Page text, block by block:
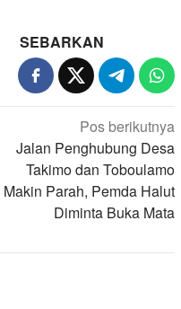
SEBARKAN
Pos berikutnya
Jalan Penghubung Desa
Takimo dan Toboulamo
Makin Parah, Pemda Halut
Diminta Buka Mata